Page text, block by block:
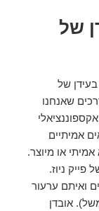
של
של
שאנחנו
אמיתיים
או מיוצר.
ניוז.
ואיתם ערעור
אובדן